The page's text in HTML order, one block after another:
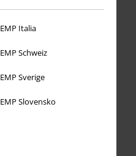
EMP Italia
EMP Schweiz
EMP Sverige
EMP Slovensko